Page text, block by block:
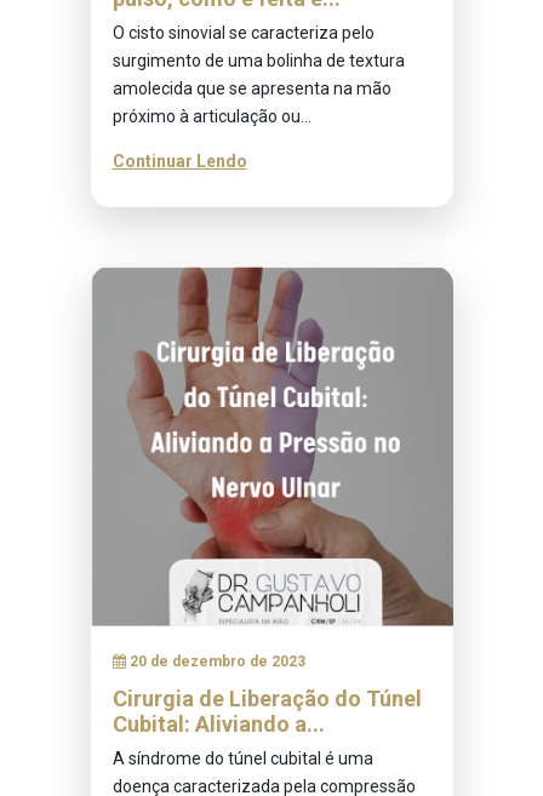
O cisto sinovial se caracteriza pelo
surgimento de uma bolinha de textura
amolecida que se apresenta na mão
próximo à articulação ou...
Continuar Lendo
20 de dezembro de 2023
Cirurgia de Liberação do Túnel
Cubital: Aliviando a...
A síndrome do túnel cubital é uma
doença caracterizada pela compressão